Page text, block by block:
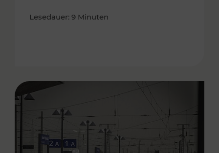
Lesedauer: 9 Minuten